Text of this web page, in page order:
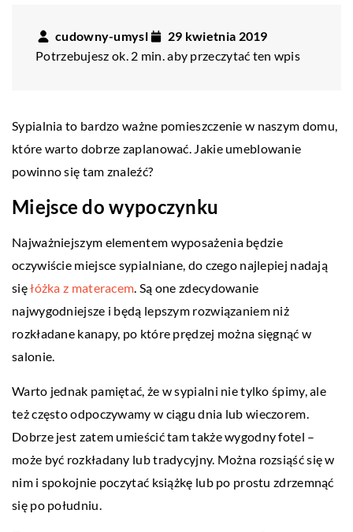
cudowny-umysl
29 kwietnia 2019
Potrzebujesz ok. 2 min. aby przeczytać ten wpis
Sypialnia to bardzo ważne pomieszczenie w naszym domu,
które warto dobrze zaplanować. Jakie umeblowanie
powinno się tam znaleźć?
Miejsce do wypoczynku
Najważniejszym elementem wyposażenia będzie
oczywiście miejsce sypialniane, do czego najlepiej nadają
sięłóżka z materacem. Są one zdecydowanie
najwygodniejsze i będą lepszym rozwiązaniem niż
rozkładane kanapy, po które prędzej można sięgnąć w
salonie.
Warto jednak pamiętać, że w sypialni nie tylko śpimy, ale
też często odpoczywamy w ciągu dnia lub wieczorem.
Dobrze jest zatem umieścić tam także wygodny fotel –
może być rozkładany lub tradycyjny. Można rozsiąść się w
nim i spokojnie poczytać książkę lub po prostu zdrzemnąć
się po południu.